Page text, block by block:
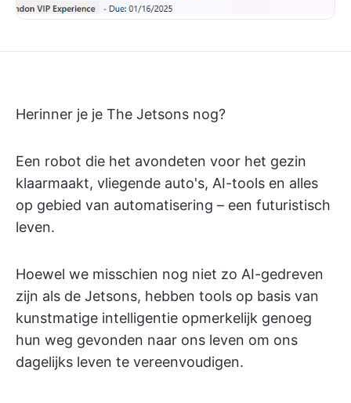
Herinner je je The Jetsons nog?
Een robot die het avondeten voor het gezin
klaarmaakt, vliegende auto's, AI-tools en alles
op gebied van automatisering – een futuristisch
leven.
Hoewel we misschien nog niet zo AI-gedreven
zijn als de Jetsons, hebben tools op basis van
kunstmatige intelligentie opmerkelijk genoeg
hun weg gevonden naar ons leven om ons
dagelijks leven te vereenvoudigen.